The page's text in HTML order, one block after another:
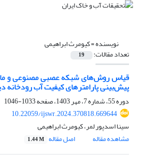
نویسنده =کیومرث ابراهیمی
تعداد مقالات: 19
قیاس روش‌های شبکه عصبی مصنوعی و
پیش‌بینی پارامترهای کیفیت آب رودخانه
دوره 55، شماره 7، مهر 1403، صفحه
1033-1046
10.22059/ijswr.2024.370818.669644
سینا اسدپور لمر، کیومرث ابراهیمی
مشاهده مقاله
اصل مقاله 1.44 M